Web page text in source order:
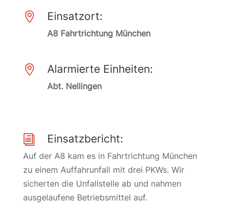
 Einsatzort:
A8 Fahrtrichtung München
 Alarmierte Einheiten:
Abt. Nellingen
i Einsatzbericht:
Auf der A8 kam es in Fahrtrichtung München
zu einem Auffahrunfall mit drei PKWs. Wir
sicherten die Unfallstelle ab und nahmen
ausgelaufene Betriebsmittel auf.